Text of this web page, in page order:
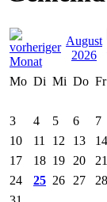
August
2026
Mo Di Mi Do Fr
3
4 5 6 7
10
11 12 13 14
17
18 19 20 21
24
25 26 27 28